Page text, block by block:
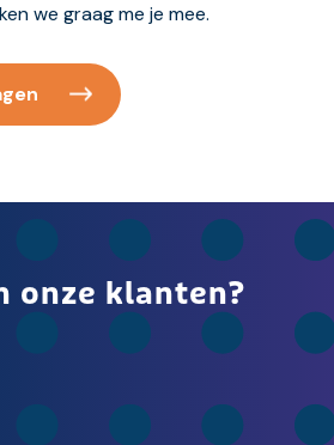
we graag me je mee.
onze klanten?